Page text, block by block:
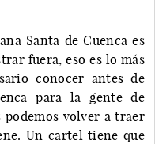
Santa de Cuenca es
fuera, eso es lo más
conocer antes de
para la gente de
podemos volver a traer
Un cartel tiene que